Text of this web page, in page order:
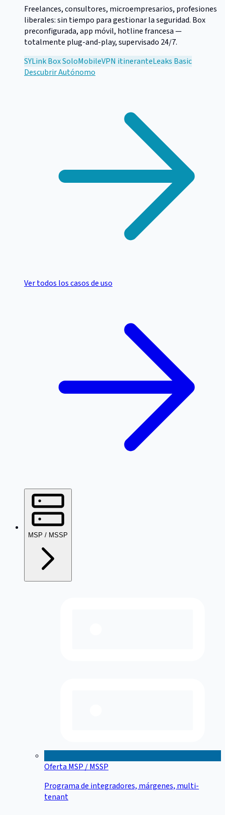
Freelances, consultores, microempresarios, profesiones
liberales: sin tiempo para gestionar la seguridad. Box
preconfigurada, app móvil, hotline francesa —
totalmente plug-and-play, supervisado 24/7.
SYLink Box SoloMobileVPN itineranteLeaks Basic
DescubrirAutónomo
Ver todos los casos de uso
MSP / MSSP
Oferta MSP / MSSP
Programa de integradores, márgenes, multi-
tenant